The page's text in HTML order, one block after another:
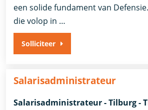
een solide fundament van
die volop in …
Solliciteer
Salarisadministrateur
Salarisadministrateur - Tilburg -